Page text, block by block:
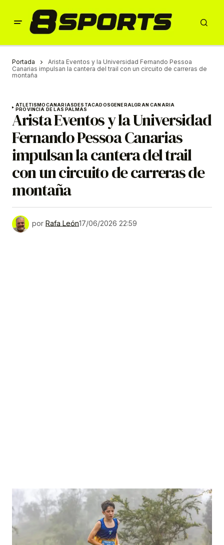
Portada
Arista Eventos y la Universidad Fernando Pessoa
Canarias impulsan la cantera del trail con un circuito de carreras de
montaña
ATLETISMOCANARIASDESTACADOSGENERALGRAN CANARIA
PROVINCIA DE LAS PALMAS
Arista Eventos y la Universidad
Fernando Pessoa Canarias
impulsan la cantera del trail
con un circuito de carreras de
montaña
por Rafa León17/06/2026 22:59